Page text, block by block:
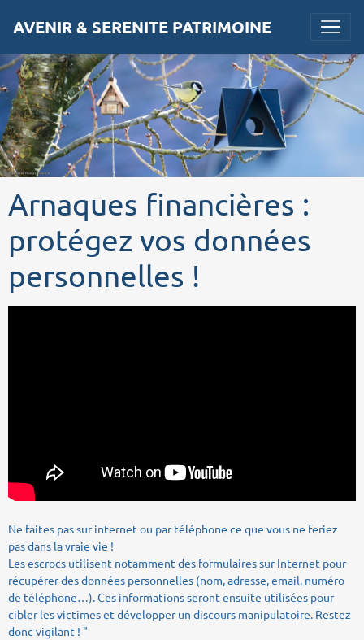
AVENIR & SERENITE PATRIMOINE
Arnaques financières :
protégez vos données
personnelles !
Ne faites pas sur internet ou par téléphone ce que vous ne feriez
pas dans la vraie vie !
Les escrocs utilisent notamment des formulaires sur Internet pour
récupérer des données personnelles (nom, adresse, email, numéro
de téléphone…). Ces informations seront ensuite utilisées pour
cibler les victimes et développer un discours manipulatoire. Restez
donc vigilant ! "